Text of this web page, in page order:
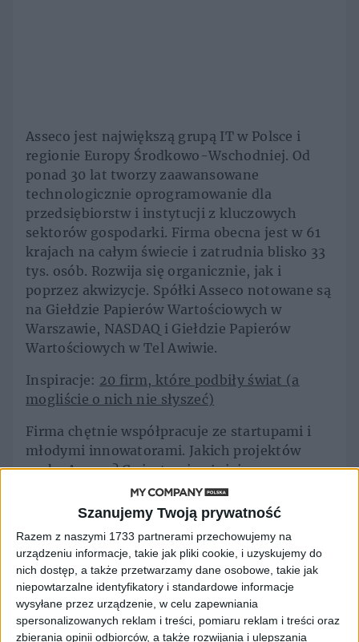
Szanujemy Twoją prywatność
Razem z naszymi 1733 partnerami przechowujemy na
urządzeniu informacje, takie jak pliki cookie, i uzyskujemy do
nich dostęp, a także przetwarzamy dane osobowe, takie jak
niepowtarzalne identyfikatory i standardowe informacje
wysyłane przez urządzenie, w celu zapewniania
spersonalizowanych reklam i treści, pomiaru reklam i treści oraz
zbierania opinii odbiorców, a także rozwijania i ulepszania
Asseco jest największą grupą IT w Polsce i
regionie Europy Środkowo-Wschodniej. Od
ponad 30 lat tworzy zaawansowane
technologicznie oprogramowanie dla
przedsiębiorstw i instytucji z kluczowych
sektorów gospodarki. Firma obecna jest w 61
krajach na całym świecie i zatrudnia blisko 33
tys. osób. Rozwija się organicznie, jak i
poprzez akwizycje. Spółki Asseco notowane są
na Giełdzie Papierów Wartościowych w
Warszawie, NASDAQ i Giełdzie Papierów
Wartościowych w Tel Awiwie.
Inspiracje: 20 firm, które podbiły świat (a
mogliście o nich nie słyszeć)
Firma chętnie współpracuje ze startupami i
młodymi innowatorami. Jakich projektów
szuka Asseco? Co jest najważniejsze przy
współpracy z dużą firmą? O tym - o raz o
historii Asseco - rozmawiamy z Markiem